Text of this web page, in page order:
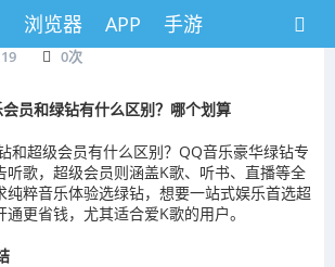
浏览器 APP 手游
0次
员和绿钻有什么区别？哪个划算
和超级会员有什么区别？QQ音乐豪华绿钻专
听歌，超级会员则涵盖K歌、听书、直播等全
纯粹音乐体验选绿钻，想要一站式娱乐首选超
更省钱，尤其适合爱K歌的用户。